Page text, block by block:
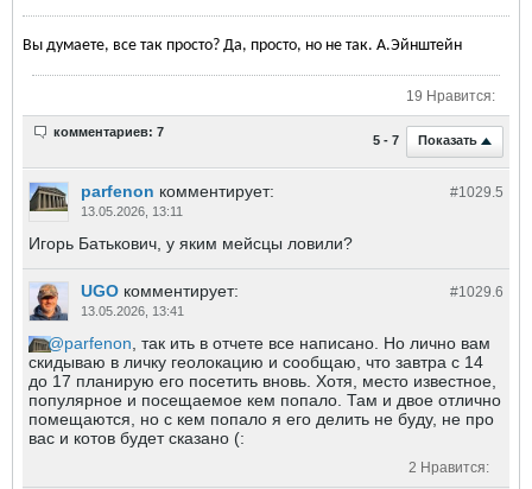
Вы думаете, все так просто? Да, просто, но не так. А.Эйнштейн
19 Нравится:
5 - 7 Показать
комментариев: 7
#1029.5
parfenon комментирует:
13.05.2026, 13:11
Игорь Батькович, у яким мейсцы ловили?
#1029.6
UGO комментирует:
13.05.2026, 13:41
parfenon , так ить в отчете все написано. Но лично вам
скидываю в личку геолокацию и сообщаю, что завтра с 14
до 17 планирую его посетить вновь. Хотя, место известное,
популярное и посещаемое кем попало. Там и двое отлично
помещаются, но с кем попало я его делить не буду, не про
вас и котов будет сказано (:
2 Нравится: